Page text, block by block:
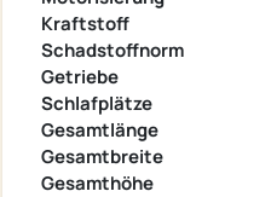
Kraftstoff
Schadstoffnorm
Getriebe
Schlafplätze
Gesamtlänge
Gesamtbreite
Gesamthöhe